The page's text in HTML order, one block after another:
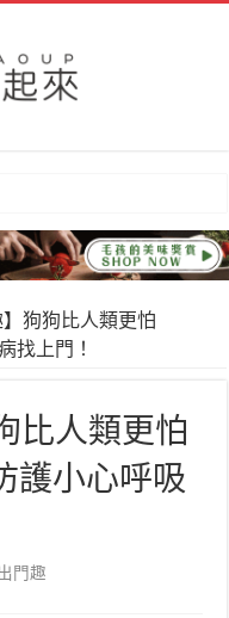
】狗狗比人類更怕
找上門！
比人類更怕
護小心呼吸
門趣